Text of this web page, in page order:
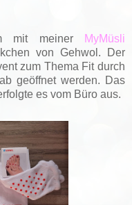
mit meiner
MyMüsli
von Gehwol. Der
zum Thema Fit durch
geöffnet werden. Das
es vom Büro aus.